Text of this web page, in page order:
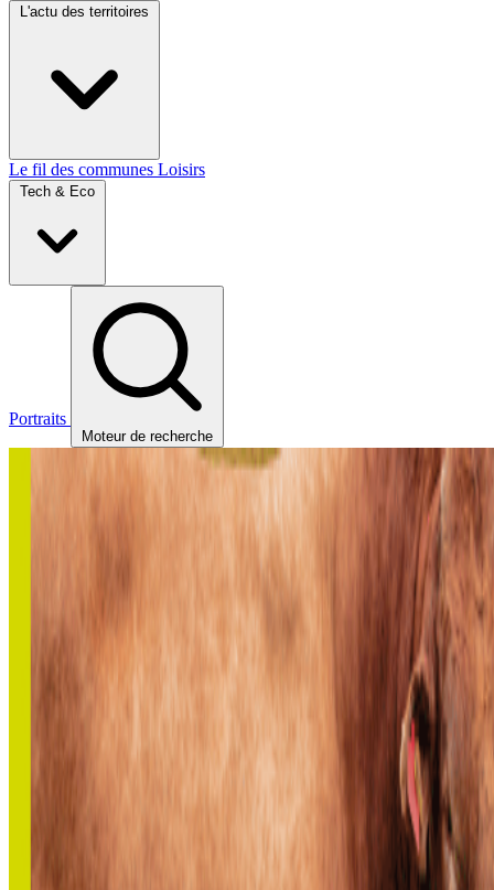
L'actu des territoires
Le fil des communes Loisirs
Tech & Eco
Portraits
Moteur de recherche